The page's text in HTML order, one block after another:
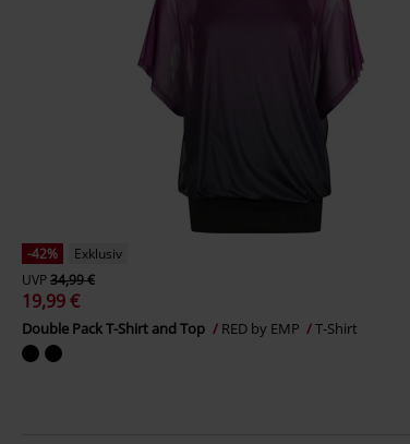
-42%
Exklusiv
UVP34,99 €
19,99 €
Double Pack T-Shirt and Top RED by EMP T-Shirt